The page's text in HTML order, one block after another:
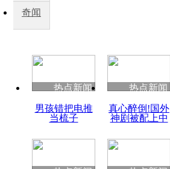
秀
奇闻
热点新闻
男孩错把电推
当梳子
热点新闻
真心醉倒!国外
神剧被配上中